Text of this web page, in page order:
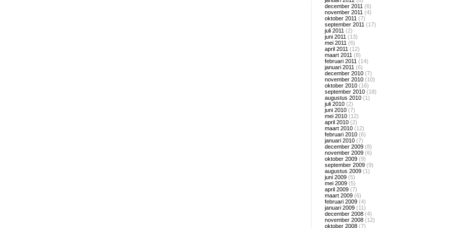
december 2011 (6)
november 2011 (4)
oktober 2011 (7)
september 2011 (17)
juli 2011 (2)
juni 2011 (13)
mei 2011 (6)
april 2011 (12)
maart 2011 (8)
februari 2011 (14)
januari 2011 (6)
december 2010 (7)
november 2010 (10)
oktober 2010 (16)
september 2010 (18)
augustus 2010 (1)
juli 2010 (2)
juni 2010 (7)
mei 2010 (12)
april 2010 (2)
maart 2010 (12)
februari 2010 (6)
januari 2010 (7)
december 2009 (8)
november 2009 (6)
oktober 2009 (9)
september 2009 (9)
augustus 2009 (1)
juni 2009 (5)
mei 2009 (5)
april 2009 (7)
maart 2009 (6)
februari 2009 (4)
januari 2009 (11)
december 2008 (4)
november 2008 (12)
oktober 2008 (7)